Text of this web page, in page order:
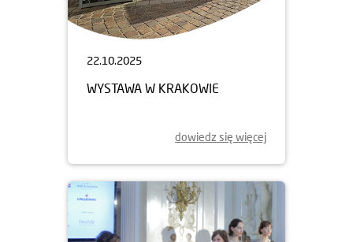
22.10.2025
WYSTAWA W KRAKOWIE
dowiedz się więcej